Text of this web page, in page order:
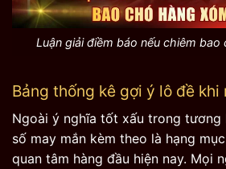
Luận giải điềm báo nếu chiêm
Bảng thống kê gợi ý lô đề khi
Ngoài ý nghĩa tốt xấu trong tương
số may mắn kèm theo là hạng
quan tâm hàng đầu hiện nay. Mọi